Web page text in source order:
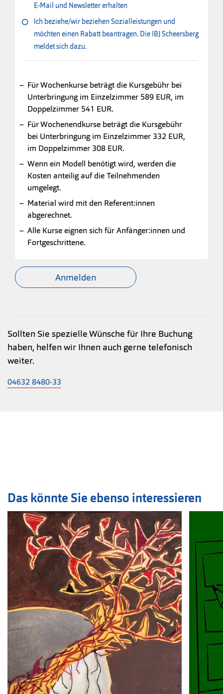
E-Mail und Newsletter erhalten
Ich beziehe/wir beziehen Sozialleistungen und
möchten einen Rabatt beantragen. Die IBJ Scheersberg
meldet sich dazu.
Für Wochenkurse beträgt die Kursgebühr bei
Unterbringung im Einzelzimmer 589 EUR, im
Doppelzimmer 541 EUR.
Für Wochenendkurse beträgt die Kursgebühr
bei Unterbringung im Einzelzimmer 332 EUR,
im Doppelzimmer 308 EUR.
Wenn ein Modell benötigt wird, werden die
Kosten anteilig auf die Teilnehmenden
umgelegt.
Material wird mit den Referent:innen
abgerechnet.
Alle Kurse eignen sich für Anfänger:innen und
Fortgeschrittene.
Anmelden
Sollten Sie spezielle Wünsche für Ihre Buchung
haben, helfen wir Ihnen auch gerne telefonisch
weiter.
04632 8480-33
Das könnte Sie ebenso interessieren
Veranstaltung1bis2von15sichtbar.